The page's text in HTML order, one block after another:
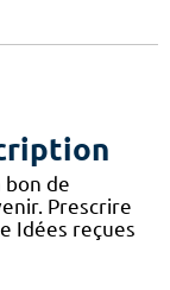
de
Prescrire
Idées reçues